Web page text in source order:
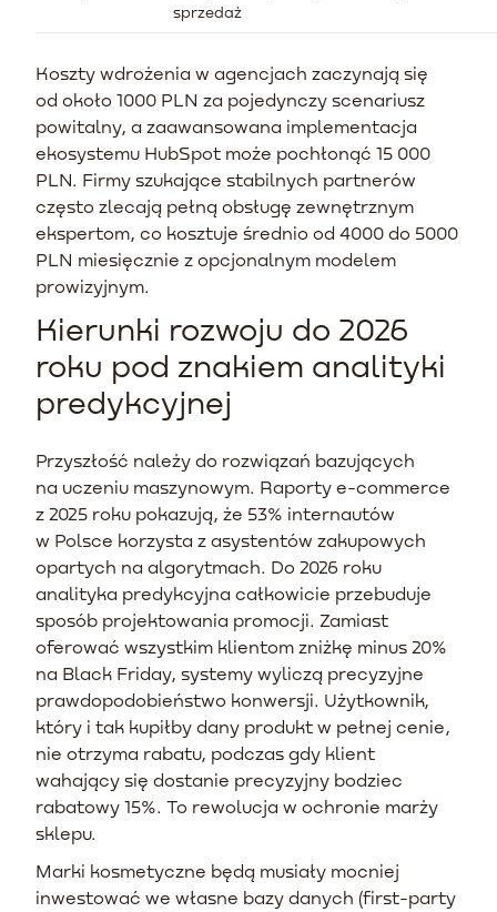
sprzedaż
Koszty wdrożenia w agencjach zaczynają się
od około 1000 PLN za pojedynczy scenariusz
powitalny, a zaawansowana implementacja
ekosystemu HubSpot może pochłonąć 15 000
PLN. Firmy szukające stabilnych partnerów
często zlecają pełną obsługę zewnętrznym
ekspertom, co kosztuje średnio od 4000 do 5000
PLN miesięcznie z opcjonalnym modelem
prowizyjnym.
Kierunki rozwoju do 2026
roku pod znakiem analityki
predykcyjnej
Przyszłość należy do rozwiązań bazujących
na uczeniu maszynowym. Raporty e-commerce
z 2025 roku pokazują, że 53% internautów
w Polsce korzysta z asystentów zakupowych
opartych na algorytmach. Do 2026 roku
analityka predykcyjna całkowicie przebuduje
sposób projektowania promocji. Zamiast
oferować wszystkim klientom zniżkę minus 20%
na Black Friday, systemy wyliczą precyzyjne
prawdopodobieństwo konwersji. Użytkownik,
który i tak kupiłby dany produkt w pełnej cenie,
nie otrzyma rabatu, podczas gdy klient
wahający się dostanie precyzyjny bodziec
rabatowy 15%. To rewolucja w ochronie marży
sklepu.
Marki kosmetyczne będą musiały mocniej
inwestować we własne bazy danych (first-party